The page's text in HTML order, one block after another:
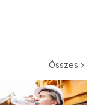
Összes